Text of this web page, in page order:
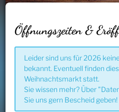
Öffnungszeiten &
Leider sind uns für 2026
bekannt. Eventuell finden
Weihnachtsmarkt statt.
Sie wissen mehr? Über
Sie uns gern Bescheid geben!